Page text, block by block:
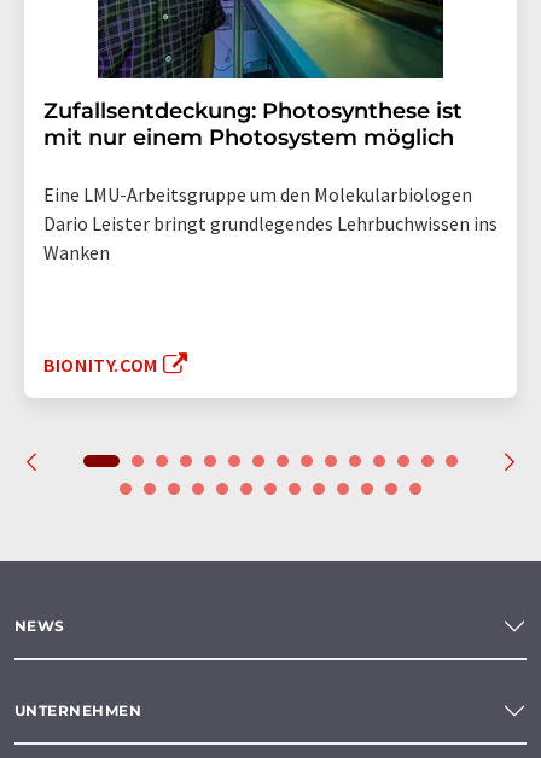
Zufallsentdeckung: Photosynthese ist
mit nur einem Photosystem möglich
Eine LMU-Arbeitsgruppe um den Molekularbiologen
Dario Leister bringt grundlegendes Lehrbuchwissen ins
Wanken
BIONITY.COM
NEWS
UNTERNEHMEN